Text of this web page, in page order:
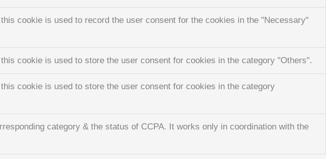
cookie is used to record the user consent for the cookies in the "Necessary"
cookie is used to store the user consent for cookies in the category "Others".
cookie is used to store the user consent for cookies in the category
category & the status of CCPA. It works only in coordination with the